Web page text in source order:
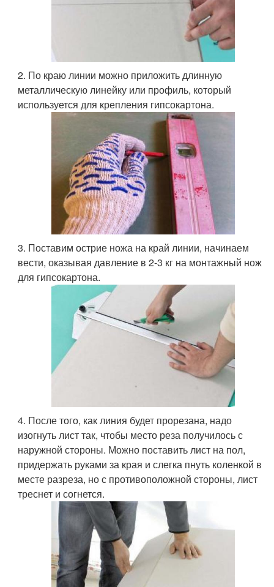
2. По краю линии можно приложить длинную
металлическую линейку или профиль, который
используется для крепления гипсокартона.
3. Поставим острие ножа на край линии, начинаем
вести, оказывая давление в 2-3 кг на монтажный нож
для гипсокартона.
4. После того, как линия будет прорезана, надо
изогнуть лист так, чтобы место реза получилось с
наружной стороны. Можно поставить лист на пол,
придержать руками за края и слегка пнуть коленкой в
месте разреза, но с противоположной стороны, лист
треснет и согнется.